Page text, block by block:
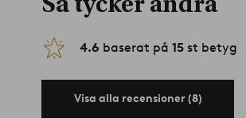
4.6 baserat på 15 st betyg
Visa alla recensioner (8)